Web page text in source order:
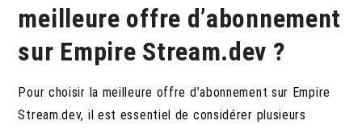
meilleure offre d’abonnement
sur Empire Stream.dev ?
Pour choisir la meilleure offre d’abonnement sur Empire
Stream.dev, il est essentiel de considérer plusieurs